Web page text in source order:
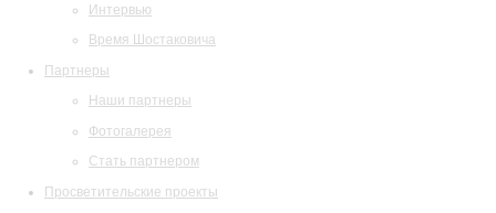
Интервью
Время Шостаковича
Партнеры
Наши партнеры
Фотогалерея
Стать партнером
Просветительские проекты